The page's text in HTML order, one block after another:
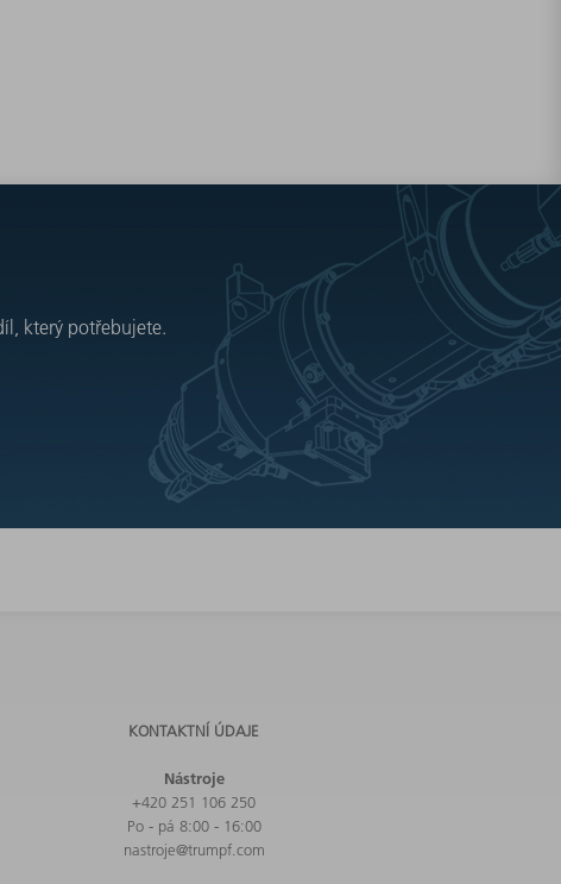
který potřebujete.
KONTAKTNÍ ÚDAJE
Nástroje
+420 251 106 250
Po - pá 8:00 - 16:00
nastroje@trumpf.com